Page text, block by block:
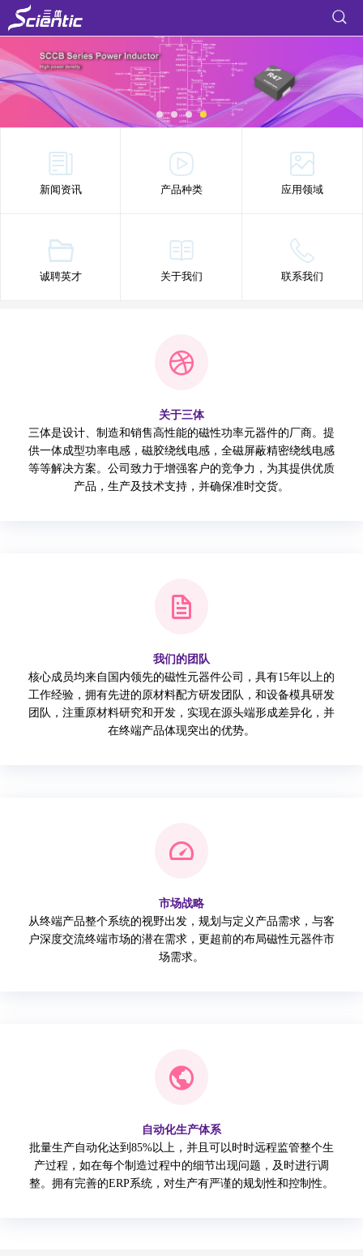
新闻资讯 产品种类 应用领域
诚聘英才 关于我们 联系我们
关于三体
三体是设计、制造和销售高性能的磁性功率元器件的厂商。提
供一体成型功率电感，磁胶绕线电感，全磁屏蔽精密绕线电感
等等解决方案。公司致力于增强客户的竞争力，为其提供优质
产品，生产及技术支持，并确保准时交货。
我们的团队
核心成员均来自国内领先的磁性元器件公司，具有15年以上的
工作经验，拥有先进的原材料配方研发团队，和设备模具研发
团队，注重原材料研究和开发，实现在源头端形成差异化，并
在终端产品体现突出的优势。
市场战略
从终端产品整个系统的视野出发，规划与定义产品需求，与客
户深度交流终端市场的潜在需求，更超前的布局磁性元器件市
场需求。
自动化生产体系
批量生产自动化达到85%以上，并且可以时时远程监管整个生
产过程，如在每个制造过程中的细节出现问题，及时进行调
整。拥有完善的ERP系统，对生产有严谨的规划性和控制性。